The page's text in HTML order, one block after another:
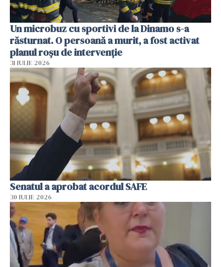
Un microbuz cu sportivi de la Dinamo s-a
răsturnat. O persoană a murit, a fost activat
planul roșu de intervenție
31 IULIE 2026
Senatul a aprobat acordul SAFE
30 IULIE 2026